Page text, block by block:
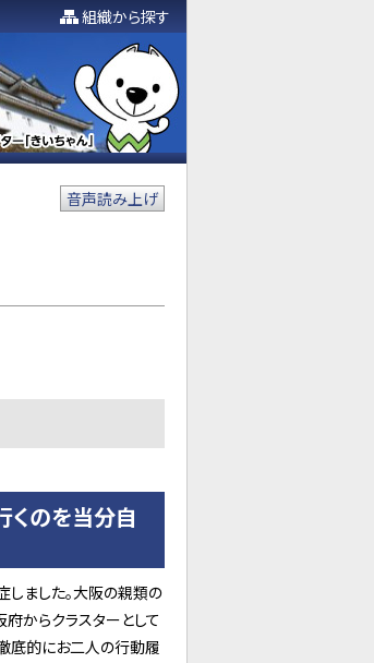
組織から探す
音声読み上げ
くのを当分自
ました。大阪の親類の
からクラスターとして
底的にお二人の行動履